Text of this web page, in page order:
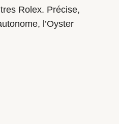
Rolex. Précise,
l’Oyster